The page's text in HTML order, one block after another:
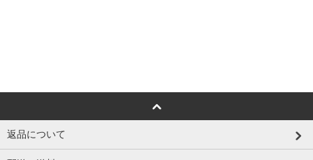
返品について